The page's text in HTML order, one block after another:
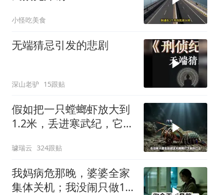
小怪吃美食
无端猜忌引发的悲剧
深山老驴 15跟贴
假如把一只螳螂虾放大到
1.2米，丢进寒武纪，它能
璩瑞云 324跟贴
我妈病危那晚，婆婆全家
集体关机；我没闹只做1